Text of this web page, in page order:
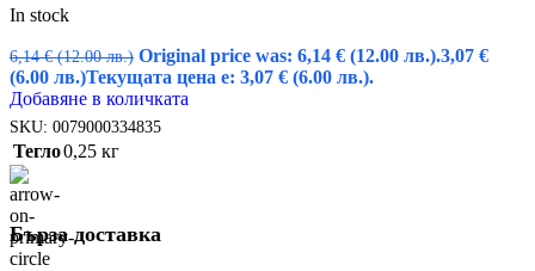
In stock
6,14€ (12.00 лв.) Original price was: 6,14 € (12.00 лв.).3,07 €
(6.00 лв.)Текущата цена е: 3,07 € (6.00 лв.).
Добавяне в количката
SKU: 0079000334835
Тегло0,25 кг
Бърза доставка